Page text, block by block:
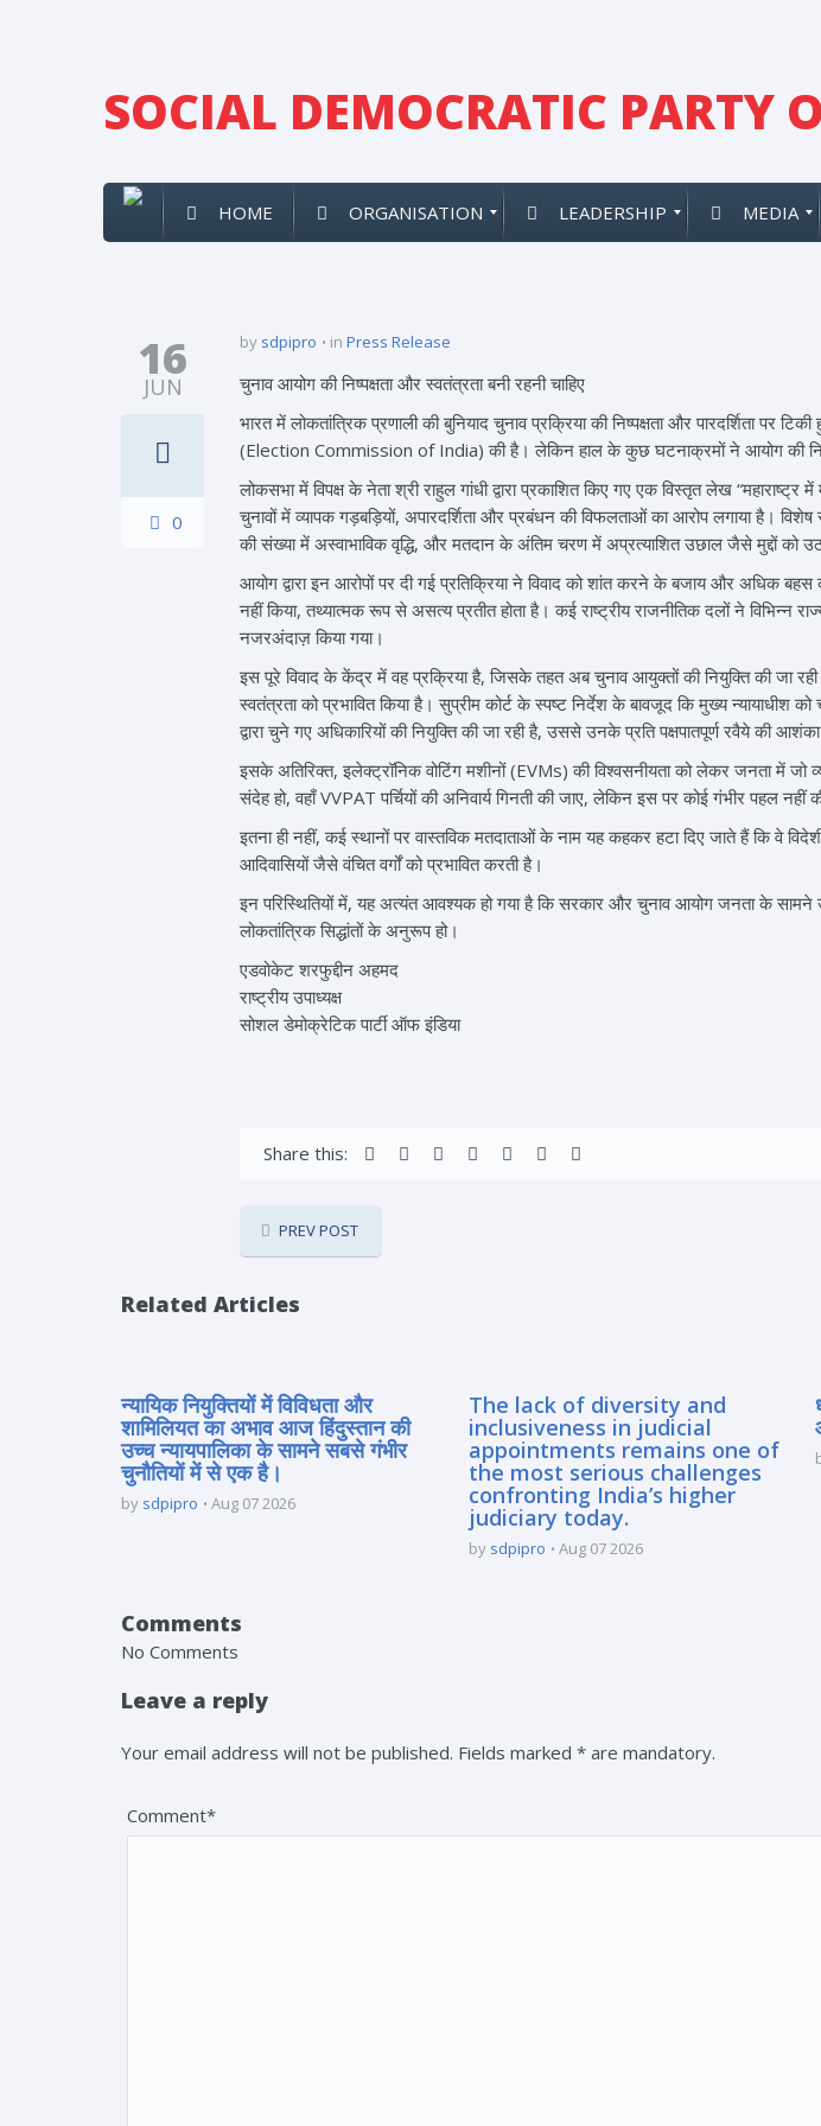
SOCIAL DEMOCRATIC PARTY
HOME ORGANISATION LEADERSHIP MEDIA
16
JUN
0
by sdpipro in Press Release
चुनाव आयोग की निष्पक्षता और स्वतंत्रता बनी रहनी चाहिए
भारत में लोकतांत्रिक प्रणाली की बुनियाद चुनाव प्रक्रिया की निष्पक्षता और पारदर्शिता पर
(Election Commission of India) की है। लेकिन हाल के कुछ घटनाक्रमों ने आयोग की
लोकसभा में विपक्ष के नेता श्री राहुल गांधी द्वारा प्रकाशित किए गए एक विस्तृत लेख
चुनावों में व्यापक गड़बड़ियों, अपारदर्शिता और प्रबंधन की विफलताओं का आरोप लगाया है।
की संख्या में अस्वाभाविक वृद्धि, और मतदान के अंतिम चरण में अप्रत्याशित उछाल जैसे मुद्दों को
आयोग द्वारा इन आरोपों पर दी गई प्रतिक्रिया ने विवाद को शांत करने के बजाय और अधिक
नहीं किया, तथ्यात्मक रूप से असत्य प्रतीत होता है। कई राष्ट्रीय राजनीतिक दलों ने विभिन्न
नजरअंदाज़ किया गया।
इस पूरे विवाद के केंद्र में वह प्रक्रिया है, जिसके तहत अब चुनाव आयुक्तों की नियुक्ति की जा
स्वतंत्रता को प्रभावित किया है। सुप्रीम कोर्ट के स्पष्ट निर्देश के बावजूद कि मुख्य
द्वारा चुने गए अधिकारियों की नियुक्ति की जा रही है, उससे उनके प्रति पक्षपातपूर्ण रवैये की
इसके अतिरिक्त, इलेक्ट्रॉनिक वोटिंग मशीनों (EVMs) की विश्वसनीयता को लेकर जनता में जो
संदेह हो, वहाँ VVPAT पर्चियों की अनिवार्य गिनती की जाए, लेकिन इस पर कोई गंभीर पहल नहीं
इतना ही नहीं, कई स्थानों पर वास्तविक मतदाताओं के नाम यह कहकर हटा दिए जाते हैं कि वे
आदिवासियों जैसे वंचित वर्गों को प्रभावित करती है।
इन परिस्थितियों में, यह अत्यंत आवश्यक हो गया है कि सरकार और चुनाव आयोग जनता के सामने
लोकतांत्रिक सिद्धांतों के अनुरूप हो।
एडवोकेट शरफुद्दीन अहमद
राष्ट्रीय उपाध्यक्ष
सोशल डेमोक्रेटिक पार्टी ऑफ इंडिया
Share this:
PREV POST
Related Articles
न्यायिक नियुक्तियों में विविधता और
शामिलियत का अभाव आज हिंदुस्तान की
उच्च न्यायपालिका के सामने सबसे गंभीर
चुनौतियों में से एक है।
by sdpipro Aug 07 2026
The lack of diversity and
inclusiveness in judicial
appointments remains one of
the most serious challenges
confronting India’s higher
judiciary today.
by sdpipro Aug 07 2026
Comments
No Comments
Leave a reply
Your email address will not be published. Fields marked * are mandatory.
Comment*